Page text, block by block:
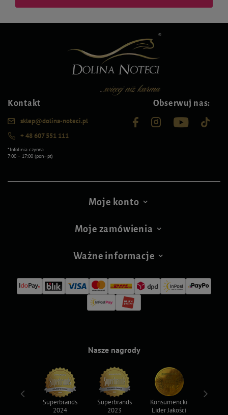
Kontakt
sklep@dolina-noteci.pl
+ 48 607 551 111
*Infolinia czynna
7:00 – 17:00 (pon–pt)
Obserwuj nas:
Moje konto
Moje zamówienia
Ważne informacje
Nasze nagrody
Superbrands
2024
Superbrands
2023
Konsumencki
Lider Jakości